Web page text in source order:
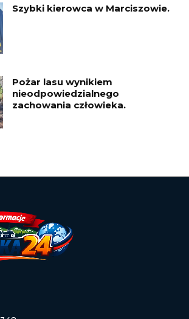
Szybki kierowca w Marciszowie.
Pożar lasu wynikiem
nieodpowiedzialnego
zachowania człowieka.